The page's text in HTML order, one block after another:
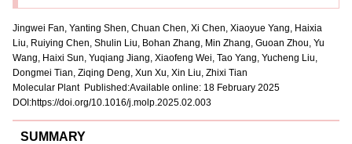
Jingwei Fan, Yanting Shen, Chuan Chen, Xi Chen, Xiaoyue Yang, Haixia
Liu, Ruiying Chen, Shulin Liu, Bohan Zhang, Min Zhang, Guoan Zhou, Yu
Wang, Haixi Sun, Yuqiang Jiang, Xiaofeng Wei, Tao Yang, Yucheng Liu,
Dongmei Tian, Ziqing Deng, Xun Xu, Xin Liu, Zhixi Tian
Molecular Plant Published:Available online: 18 February 2025
DOI:https://doi.org/10.1016/j.molp.2025.02.003
SUMMARY